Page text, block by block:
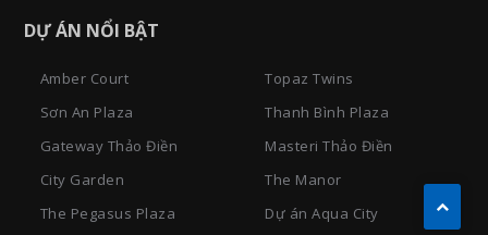
DỰ ÁN NỔI BẬT
Amber Court
Topaz Twins
Sơn An Plaza
Thanh Bình Plaza
Gateway Thảo Điền
Masteri Thảo Điền
City Garden
The Manor
The Pegasus Plaza
Dự án Aqua City